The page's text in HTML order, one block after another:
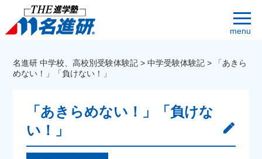
menu
名進研 中学校、高校別受験体験記 >中学受験体験記 >
「あきら
めない！」「負けない！」
「あきらめない！」「負けな
い！」